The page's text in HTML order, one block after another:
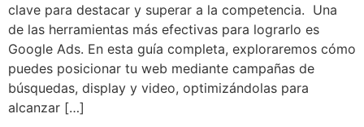
clave para destacar y superar a la competencia. Una
de las herramientas más efectivas para lograrlo es
Google Ads. En esta guía completa, exploraremos cómo
puedes posicionar tu web mediante campañas de
búsquedas, display y video, optimizándolas para
alcanzar […]